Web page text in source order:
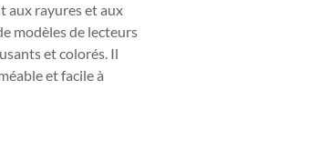
aux rayures et aux
modèles de lecteurs
et colorés. Il
et facile à